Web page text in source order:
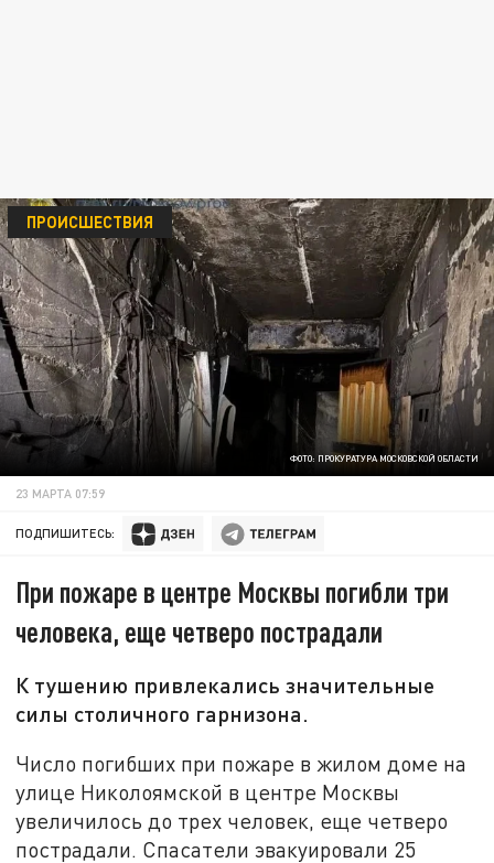
ФОТО: ПРОКУРАТУРА МОСКОВСКОЙ ОБЛАСТИ
ПРОИСШЕСТВИЯ
23 МАРТА 07:59
ПОДПИШИТЕСЬ:
При пожаре в центре Москвы погибли три
человека, еще четверо пострадали
К тушению привлекались значительные
силы столичного гарнизона.
Число погибших при пожаре в жилом доме на
улице Николоямской в центре Москвы
увеличилось до трех человек, еще четверо
пострадали. Спасатели эвакуировали 25